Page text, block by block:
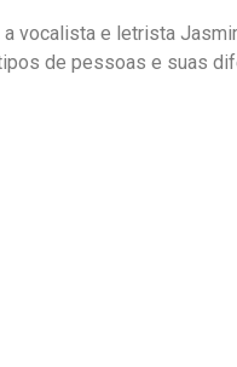
vocalista e letrista
de pessoas e suas